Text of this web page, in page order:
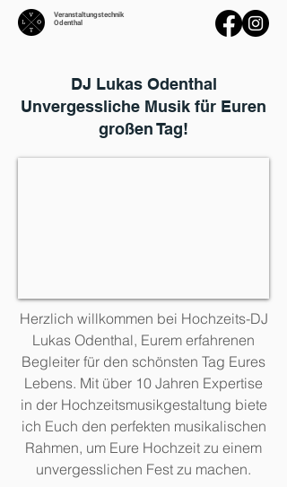
Veranstaltungstechnik
Odenthal
DJ Lukas Odenthal
Unvergessliche Musik für Euren
großen Tag!
Herzlich willkommen bei Hochzeits-DJ
Lukas Odenthal, Eurem erfahrenen
Begleiter für den schönsten Tag Eures
Lebens. Mit über 10 Jahren Expertise
in der Hochzeitsmusikgestaltung biete
ich Euch den perfekten musikalischen
Rahmen, um Eure Hochzeit zu einem
unvergesslichen Fest zu machen.